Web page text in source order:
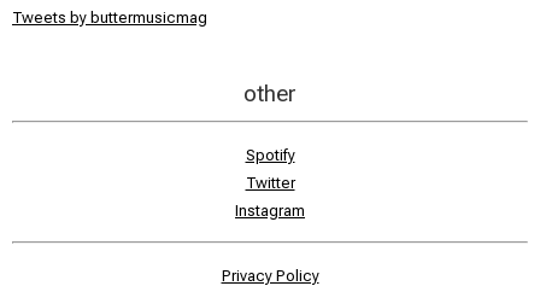
Tweets by buttermusicmag
other
Spotify
Twitter
Instagram
Privacy Policy